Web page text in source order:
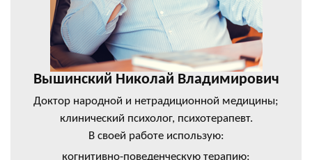
Вышинский Николай Владимирович
Доктор народной и нетрадиционной медицины;
клинический психолог, психотерапевт.
В своей работе использую:
когнитивно-поведенческую терапию;